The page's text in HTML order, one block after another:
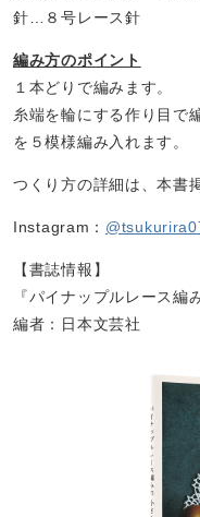
針…８号レース針
編み方のポイント
１本どりで編みます。
糸端を輪にする作り目で
を５模様編み入れます。
つくり方の詳細は、本書
Instagram：
【書誌情報】
『パイナップルレース編
編者：日本文芸社